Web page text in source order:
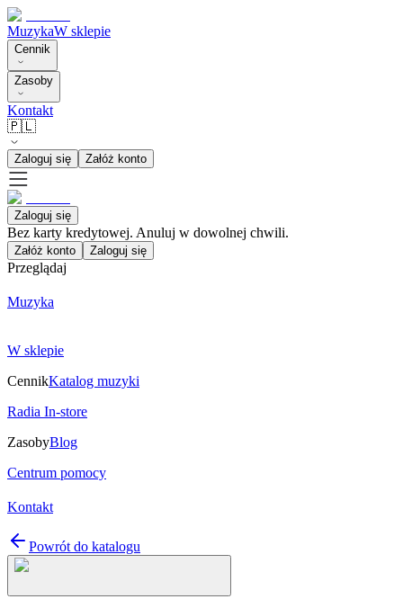
MuzykaW sklepie
Cennik
Zasoby
Kontakt
🇵🇱
Zaloguj się Załóż konto
Zaloguj się
Bez karty kredytowej. Anuluj w dowolnej chwili.
Załóż konto Zaloguj się
Przeglądaj
Muzyka
W sklepie
CennikKatalog muzyki
Radia In-store
ZasobyBlog
Centrum pomocy
Kontakt
Powrót do katalogu